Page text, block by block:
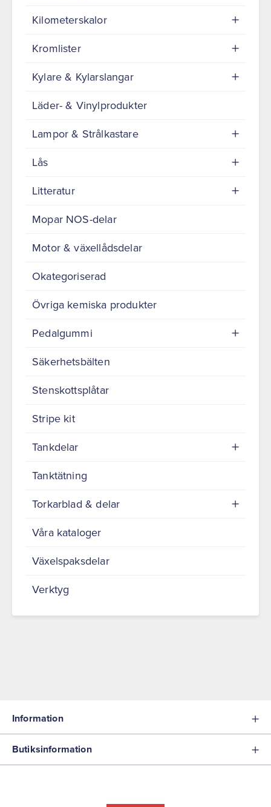
Kilometerskalor
Kromlister
Kylare & Kylarslangar
Läder- & Vinylprodukter
Lampor & Strålkastare
Lås
Litteratur
Mopar NOS-delar
Motor & växellådsdelar
Okategoriserad
Övriga kemiska produkter
Pedalgummi
Säkerhetsbälten
Stenskottsplåtar
Stripe kit
Tankdelar
Tanktätning
Torkarblad & delar
Våra kataloger
Växelspaksdelar
Verktyg
Information
Butiksinformation